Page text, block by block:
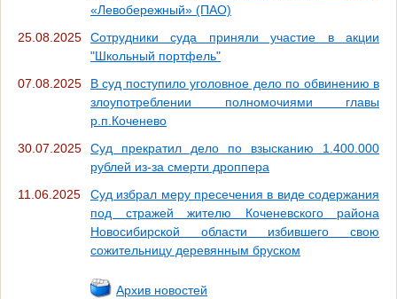
«Левобережный» (ПАО)
25.08.2025
Сотрудники суда приняли участие в акции
"Школьный портфель"
07.08.2025
В суд поступило уголовное дело по обвинению в
злоупотреблении полномочиями главы
р.п.Коченево
30.07.2025
Суд прекратил дело по взысканию 1.400.000
рублей из-за смерти дроппера
11.06.2025
Суд избрал меру пресечения в виде содержания
под стражей жителю Коченевского района
Новосибирской области избившего свою
сожительницу деревянным бруском
Архив новостей